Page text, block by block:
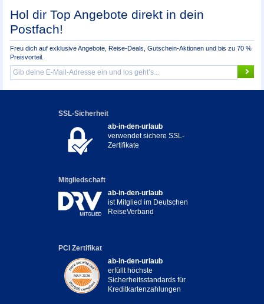
Hol dir Top Angebote direkt in dein
Postfach!
Freu dich auf exklusive Angebote, Reise-Deals, Gutschein-Aktionen und bis zu 70 %
Preisvorteil.
SSL-Sicherheit
ab-in-den-urlaub
verwendet sichere SSL-
Zertifikate
Mitgliedschaft
ab-in-den-urlaub
ist Mitglied im Deutschen
ReiseVerband
PCI Zertifikat
ab-in-den-urlaub
erfüllt höchste
Sicherheitsstandards für
Kreditkartenzahlungen